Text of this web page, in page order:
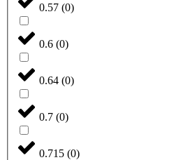
0.57 (0)
0.6 (0)
0.64 (0)
0.7 (0)
0.715 (0)